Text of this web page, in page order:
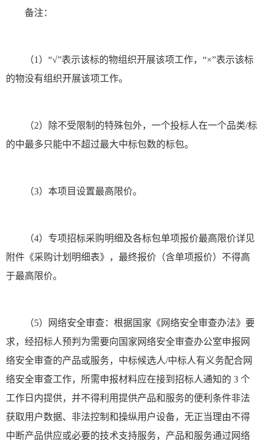
备注：
（1）“√”表示该标的物组织开展该项工作，“×”表示该标
的物没有组织开展该项工作。
（2）除不受限制的特殊包外，一个投标人在一个品类/标
的中最多只能中不超过最大中标包数的标包。
（3）本项目设置最高限价。
（4）专项招标采购明细及各标包单项报价最高限价详见
附件《采购计划明细表》，最终报价（含单项报价）不得高
于最高限价。
（5）网络安全审查：根据国家《网络安全审查办法》要
求，经招标人预判为需要向国家网络安全审查办公室申报网
络安全审查的产品或服务，中标候选人/中标人有义务配合网
络安全审查工作，所需申报材料应在接到招标人通知的 3 个
工作日内提供，并不得利用提供产品和服务的便利条件非法
获取用户数据、非法控制和操纵用户设备，无正当理由不得
中断产品供应或必要的技术支持服务，产品和服务通过网络